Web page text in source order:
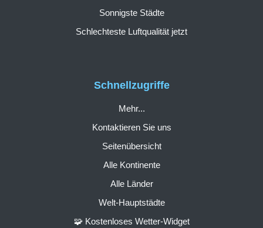
Schnellzugriffe
Mehr...
Kontaktieren Sie uns
Seitenübersicht
Alle Kontinente
Alle Länder
Welt-Hauptstädte
🧩 Kostenloses Wetter-Widget
Sonnigste Städte
Schlechteste Luftqualität jetzt